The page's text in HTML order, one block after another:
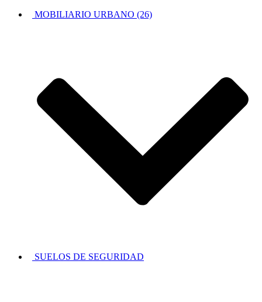
MOBILIARIO URBANO (26)
SUELOS DE SEGURIDAD